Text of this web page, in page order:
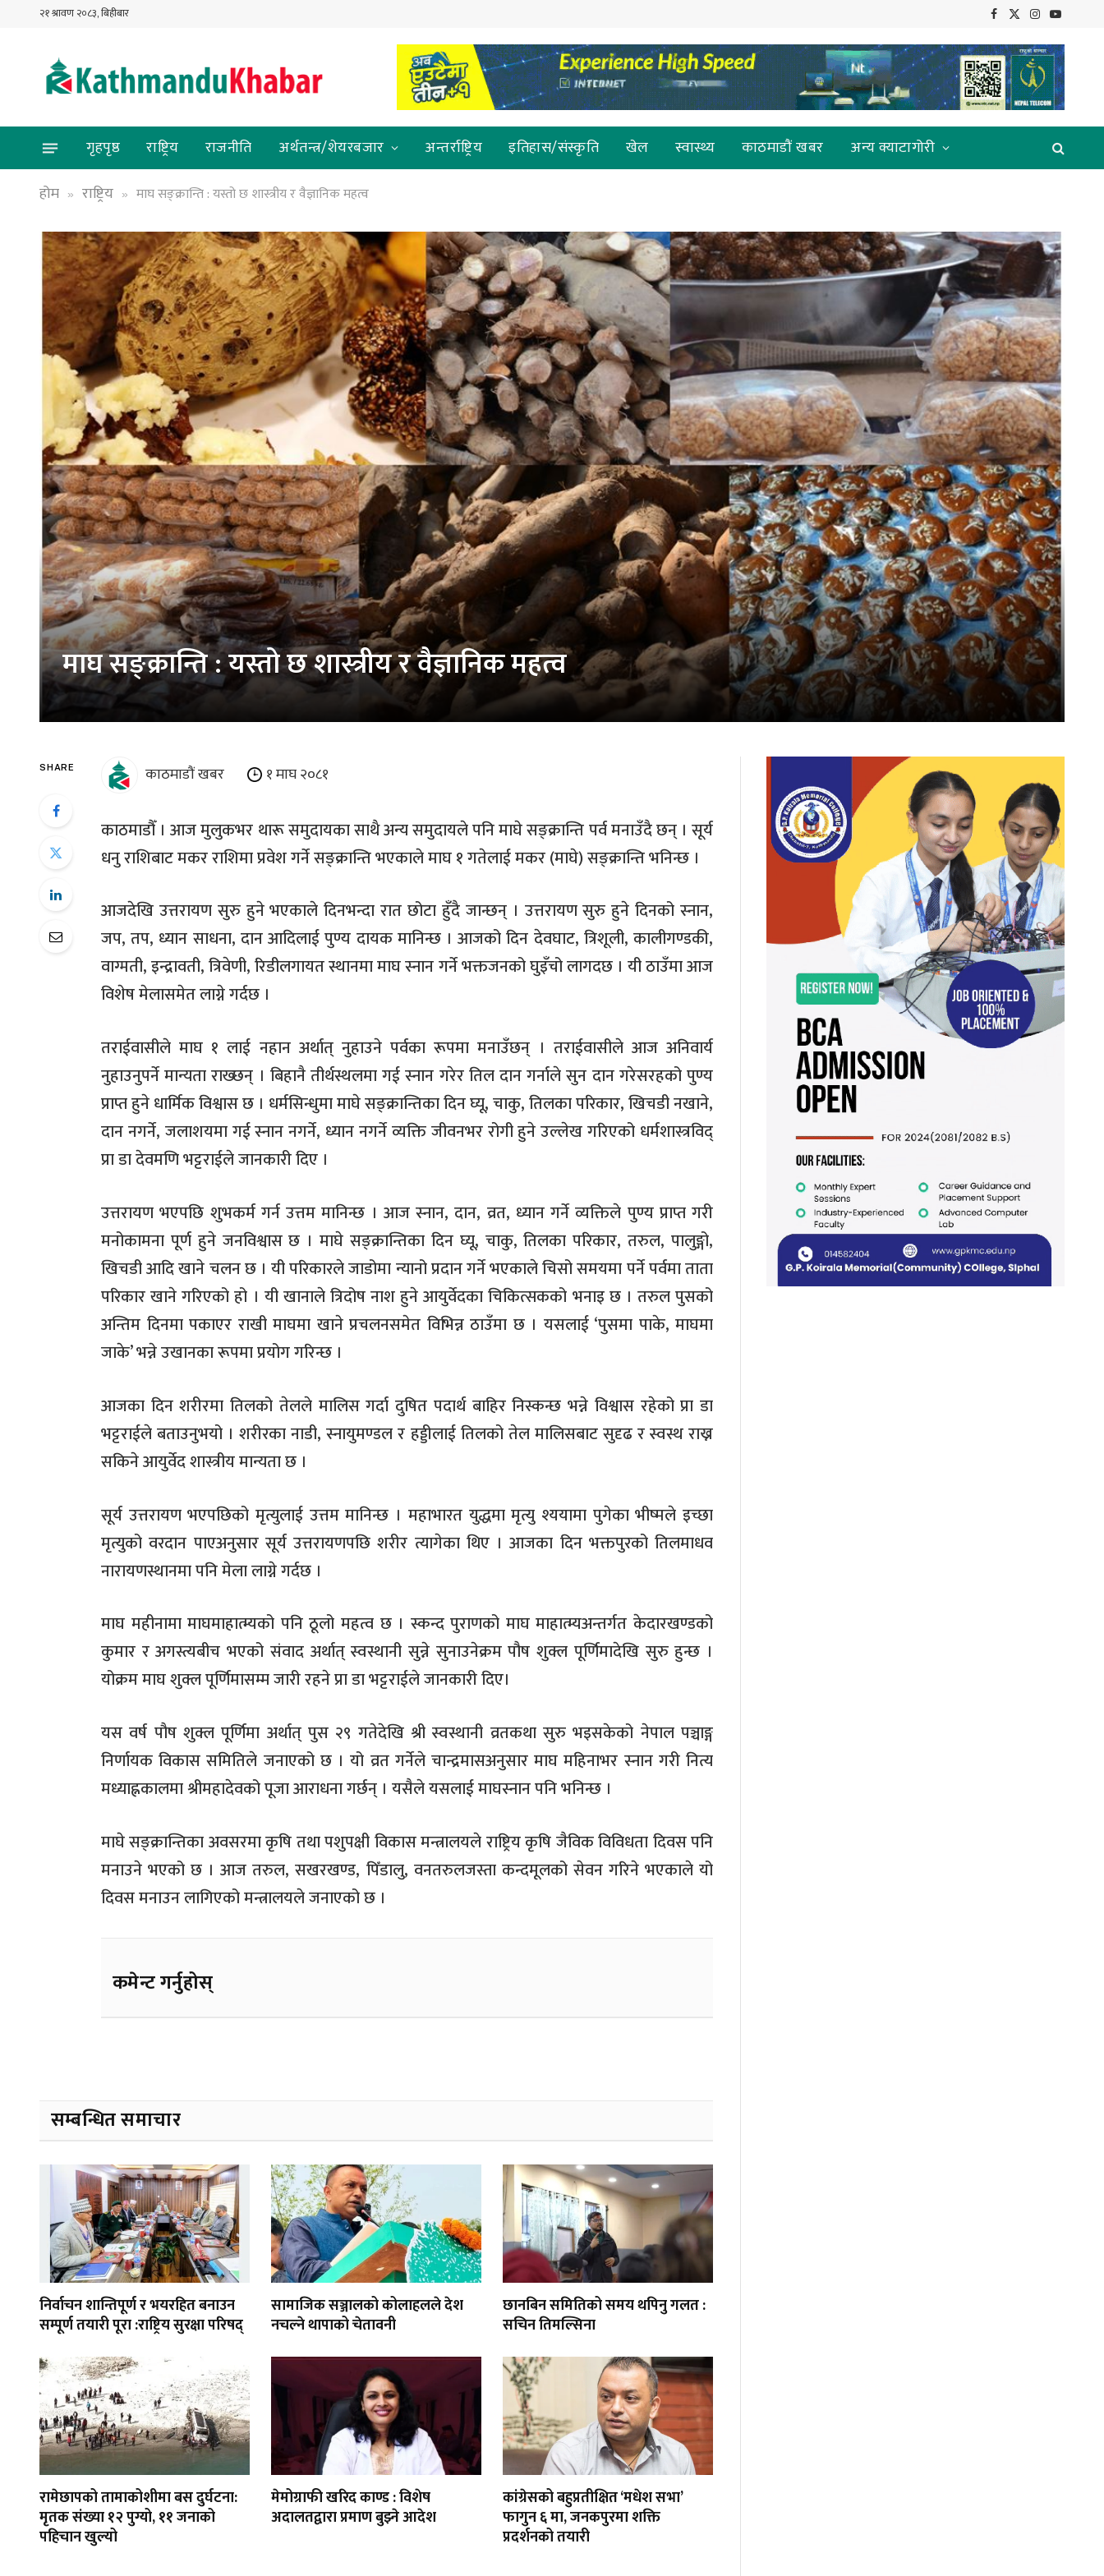
२१ श्रावण २०८३, बिहीबार Facebook
X
Instagram
YouTube
गृहपृष्ठ राष्ट्रिय राजनीति अर्थतन्त्र/शेयरबजार अन्तर्राष्ट्रिय इतिहास/संस्कृति खेल स्वास्थ्य काठमाडौं खबर
अन्य क्याटागोरी
होम
» राष्ट्रिय » माघ सङ्क्रान्ति : यस्तो छ शास्त्रीय र वैज्ञानिक महत्व
माघ सङ्क्रान्ति : यस्तो छ शास्त्रीय र वैज्ञानिक महत्व
SHARE काठमाडौं खबर १ माघ २०८१
काठमाडौँ । आज मुलुकभर थारू समुदायका साथै अन्य समुदायले पनि माघे सङ्क्रान्ति पर्व मनाउँदै छन् । सूर्य
धनु राशिबाट मकर राशिमा प्रवेश गर्ने सङ्क्रान्ति भएकाले माघ १ गतेलाई मकर (माघे) सङ्क्रान्ति भनिन्छ ।
आजदेखि उत्तरायण सुरु हुने भएकाले दिनभन्दा रात छोटा हुँदै जान्छन् । उत्तरायण सुरु हुने दिनको स्नान,
जप, तप, ध्यान साधना, दान आदिलाई पुण्य दायक मानिन्छ । आजको दिन देवघाट, त्रिशूली, कालीगण्डकी,
वाग्मती, इन्द्रावती, त्रिवेणी, रिडीलगायत स्थानमा माघ स्नान गर्ने भक्तजनको घुइँचो लागदछ । यी ठाउँमा आज
विशेष मेलासमेत लाग्ने गर्दछ ।
तराईवासीले माघ १ लाई नहान अर्थात् नुहाउने पर्वका रूपमा मनाउँछन् । तराईवासीले आज अनिवार्य
नुहाउनुपर्ने मान्यता राख्छन् । बिहानै तीर्थस्थलमा गई स्नान गरेर तिल दान गर्नाले सुन दान गरेसरहको पुण्य
प्राप्त हुने धार्मिक विश्वास छ । धर्मसिन्धुमा माघे सङ्क्रान्तिका दिन घ्यू, चाकु, तिलका परिकार, खिचडी नखाने,
दान नगर्ने, जलाशयमा गई स्नान नगर्ने, ध्यान नगर्ने व्यक्ति जीवनभर रोगी हुने उल्लेख गरिएको धर्मशास्त्रविद्
प्रा डा देवमणि भट्टराईले जानकारी दिए ।
उत्तरायण भएपछि शुभकर्म गर्न उत्तम मानिन्छ । आज स्नान, दान, व्रत, ध्यान गर्ने व्यक्तिले पुण्य प्राप्त गरी
मनोकामना पूर्ण हुने जनविश्वास छ । माघे सङ्क्रान्तिका दिन घ्यू, चाकु, तिलका परिकार, तरुल, पालुङ्गो,
खिचडी आदि खाने चलन छ । यी परिकारले जाडोमा न्यानो प्रदान गर्ने भएकाले चिसो समयमा पर्ने पर्वमा ताता
परिकार खाने गरिएको हो । यी खानाले त्रिदोष नाश हुने आयुर्वेदका चिकित्सकको भनाइ छ । तरुल पुसको
अन्तिम दिनमा पकाएर राखी माघमा खाने प्रचलनसमेत विभिन्न ठाउँमा छ । यसलाई ‘पुसमा पाके, माघमा
जाके’ भन्ने उखानका रूपमा प्रयोग गरिन्छ ।
आजका दिन शरीरमा तिलको तेलले मालिस गर्दा दुषित पदार्थ बाहिर निस्कन्छ भन्ने विश्वास रहेको प्रा डा
भट्टराईले बताउनुभयो । शरीरका नाडी, स्नायुमण्डल र हड्डीलाई तिलको तेल मालिसबाट सुदृढ र स्वस्थ राख्न
सकिने आयुर्वेद शास्त्रीय मान्यता छ ।
सूर्य उत्तरायण भएपछिको मृत्युलाई उत्तम मानिन्छ । महाभारत युद्धमा मृत्यु श्ययामा पुगेका भीष्मले इच्छा
मृत्युको वरदान पाएअनुसार सूर्य उत्तरायणपछि शरीर त्यागेका थिए । आजका दिन भक्तपुरको तिलमाधव
नारायणस्थानमा पनि मेला लाग्ने गर्दछ ।
माघ महीनामा माघमाहात्म्यको पनि ठूलो महत्व छ । स्कन्द पुराणको माघ माहात्म्यअन्तर्गत केदारखण्डको
कुमार र अगस्त्यबीच भएको संवाद अर्थात् स्वस्थानी सुन्ने सुनाउनेक्रम पौष शुक्ल पूर्णिमादेखि सुरु हुन्छ ।
योक्रम माघ शुक्ल पूर्णिमासम्म जारी रहने प्रा डा भट्टराईले जानकारी दिए।
यस वर्ष पौष शुक्ल पूर्णिमा अर्थात् पुस २९ गतेदेखि श्री स्वस्थानी व्रतकथा सुरु भइसकेको नेपाल पञ्चाङ्ग
निर्णायक विकास समितिले जनाएको छ । यो व्रत गर्नेले चान्द्रमासअनुसार माघ महिनाभर स्नान गरी नित्य
मध्याह्नकालमा श्रीमहादेवको पूजा आराधना गर्छन् । यसैले यसलाई माघस्नान पनि भनिन्छ ।
माघे सङ्क्रान्तिका अवसरमा कृषि तथा पशुपक्षी विकास मन्त्रालयले राष्ट्रिय कृषि जैविक विविधता दिवस पनि
मनाउने भएको छ । आज तरुल, सखरखण्ड, पिँडालु, वनतरुलजस्ता कन्दमूलको सेवन गरिने भएकाले यो
दिवस मनाउन लागिएको मन्त्रालयले जनाएको छ ।
कमेन्ट गर्नुहोस्
सम्बन्धित समाचार
निर्वाचन शान्तिपूर्ण र भयरहित बनाउन
सम्पूर्ण तयारी पूरा :राष्ट्रिय सुरक्षा परिषद्
सामाजिक सञ्जालको कोलाहलले देश
नचल्ने थापाको चेतावनी
छानबिन समितिको समय थपिनु गलत :
सचिन तिमल्सिना
रामेछापको तामाकोशीमा बस दुर्घटना:
मृतक संख्या १२ पुग्यो, ११ जनाको
पहिचान खुल्यो
मेमोग्राफी खरिद काण्ड : विशेष
अदालतद्वारा प्रमाण बुझ्ने आदेश
कांग्रेसको बहुप्रतीक्षित ‘मधेश सभा’
फागुन ६ मा, जनकपुरमा शक्ति
प्रदर्शनको तयारी